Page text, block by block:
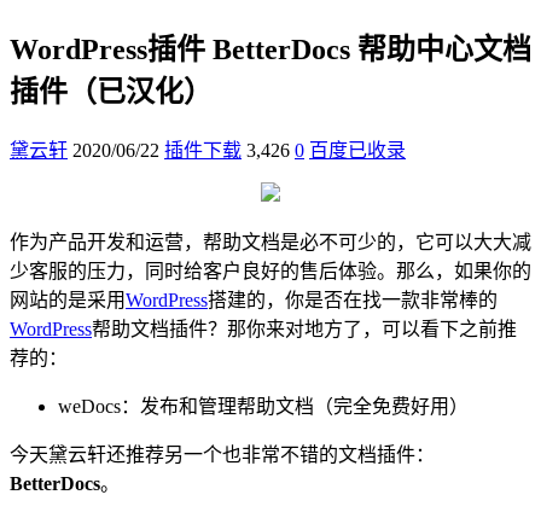
WordPress插件 BetterDocs 帮助中心文档
插件（已汉化）
黛云轩 2020/06/22 插件下载 3,426 0 百度已收录
作为产品开发和运营，帮助文档是必不可少的，它可以大大减
少客服的压力，同时给客户良好的售后体验。那么，如果你的
网站的是采用WordPress搭建的，你是否在找一款非常棒的
WordPress帮助文档插件？那你来对地方了，可以看下之前推
荐的：
weDocs：发布和管理帮助文档（完全免费好用）
今天黛云轩还推荐另一个也非常不错的文档插件：
BetterDocs。